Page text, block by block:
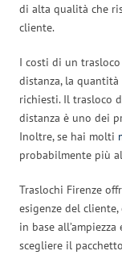
di alta qualità che
cliente.
I costi di un
distanza, la quantità
richiesti. Il trasloco
distanza è uno dei
Inoltre, se hai molti
probabilmente più
Traslochi Firenze
esigenze del
in base
scegliere il